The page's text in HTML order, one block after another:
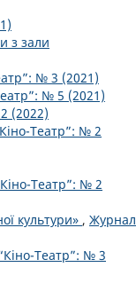
з зали
№ 3 (2021)
№ 5 (2021)
(2022)
Театр”: № 2
Театр”: № 2
культури» , Журнал
Театр”: № 3